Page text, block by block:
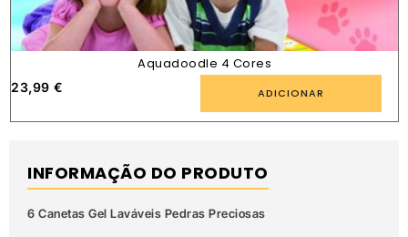
Aquadoodle 4 Cores
23,99 € ADICIONAR
INFORMAÇÃO DO PRODUTO
6 Canetas Gel Laváveis Pedras Preciosas